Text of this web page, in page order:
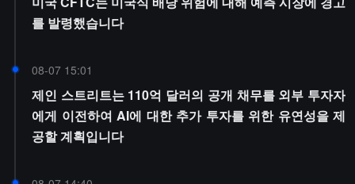
를 발령했습니다
08-07 15:01
제인 스트리트는 110억 달러의 공개 채무를 외부 투자자
에게 이전하여 AI에 대한 추가 투자를 위한 유연성을 제
공할 계획입니다